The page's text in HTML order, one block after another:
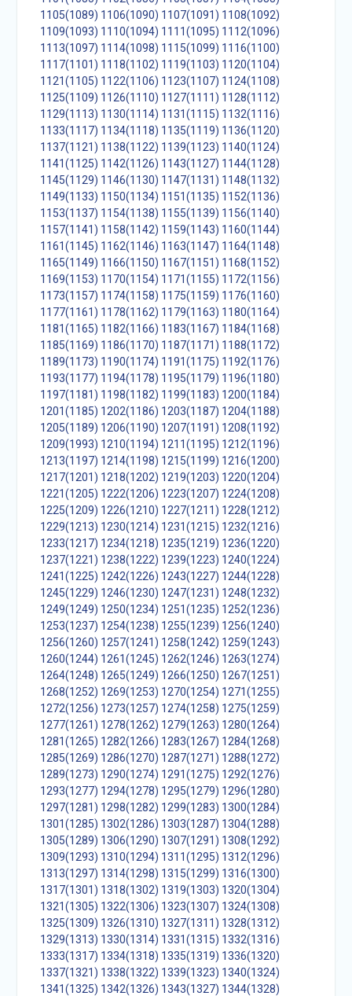
1105(1089) 1106(1090) 1107(1091) 1108(1092)
1109(1093) 1110(1094) 1111(1095) 1112(1096)
1113(1097) 1114(1098) 1115(1099) 1116(1100)
1117(1101) 1118(1102) 1119(1103) 1120(1104)
1121(1105) 1122(1106) 1123(1107) 1124(1108)
1125(1109) 1126(1110) 1127(1111) 1128(1112)
1129(1113) 1130(1114) 1131(1115) 1132(1116)
1133(1117) 1134(1118) 1135(1119) 1136(1120)
1137(1121) 1138(1122) 1139(1123) 1140(1124)
1141(1125) 1142(1126) 1143(1127) 1144(1128)
1145(1129) 1146(1130) 1147(1131) 1148(1132)
1149(1133) 1150(1134) 1151(1135) 1152(1136)
1153(1137) 1154(1138) 1155(1139) 1156(1140)
1157(1141) 1158(1142) 1159(1143) 1160(1144)
1161(1145) 1162(1146) 1163(1147) 1164(1148)
1165(1149) 1166(1150) 1167(1151) 1168(1152)
1169(1153) 1170(1154) 1171(1155) 1172(1156)
1173(1157) 1174(1158) 1175(1159) 1176(1160)
1177(1161) 1178(1162) 1179(1163) 1180(1164)
1181(1165) 1182(1166) 1183(1167) 1184(1168)
1185(1169) 1186(1170) 1187(1171) 1188(1172)
1189(1173) 1190(1174) 1191(1175) 1192(1176)
1193(1177) 1194(1178) 1195(1179) 1196(1180)
1197(1181) 1198(1182) 1199(1183) 1200(1184)
1201(1185) 1202(1186) 1203(1187) 1204(1188)
1205(1189) 1206(1190) 1207(1191) 1208(1192)
1209(1993) 1210(1194) 1211(1195) 1212(1196)
1213(1197) 1214(1198) 1215(1199) 1216(1200)
1217(1201) 1218(1202) 1219(1203) 1220(1204)
1221(1205) 1222(1206) 1223(1207) 1224(1208)
1225(1209) 1226(1210) 1227(1211) 1228(1212)
1229(1213) 1230(1214) 1231(1215) 1232(1216)
1233(1217) 1234(1218) 1235(1219) 1236(1220)
1237(1221) 1238(1222) 1239(1223) 1240(1224)
1241(1225) 1242(1226) 1243(1227) 1244(1228)
1245(1229) 1246(1230) 1247(1231) 1248(1232)
1249(1249) 1250(1234) 1251(1235) 1252(1236)
1253(1237) 1254(1238) 1255(1239) 1256(1240)
1256(1260) 1257(1241) 1258(1242) 1259(1243)
1260(1244) 1261(1245) 1262(1246) 1263(1274)
1264(1248) 1265(1249) 1266(1250) 1267(1251)
1268(1252) 1269(1253) 1270(1254) 1271(1255)
1272(1256) 1273(1257) 1274(1258) 1275(1259)
1277(1261) 1278(1262) 1279(1263) 1280(1264)
1281(1265) 1282(1266) 1283(1267) 1284(1268)
1285(1269) 1286(1270) 1287(1271) 1288(1272)
1289(1273) 1290(1274) 1291(1275) 1292(1276)
1293(1277) 1294(1278) 1295(1279) 1296(1280)
1297(1281) 1298(1282) 1299(1283) 1300(1284)
1301(1285) 1302(1286) 1303(1287) 1304(1288)
1305(1289) 1306(1290) 1307(1291) 1308(1292)
1309(1293) 1310(1294) 1311(1295) 1312(1296)
1313(1297) 1314(1298) 1315(1299) 1316(1300)
1317(1301) 1318(1302) 1319(1303) 1320(1304)
1321(1305) 1322(1306) 1323(1307) 1324(1308)
1325(1309) 1326(1310) 1327(1311) 1328(1312)
1329(1313) 1330(1314) 1331(1315) 1332(1316)
1333(1317) 1334(1318) 1335(1319) 1336(1320)
1337(1321) 1338(1322) 1339(1323) 1340(1324)
1341(1325) 1342(1326) 1343(1327) 1344(1328)